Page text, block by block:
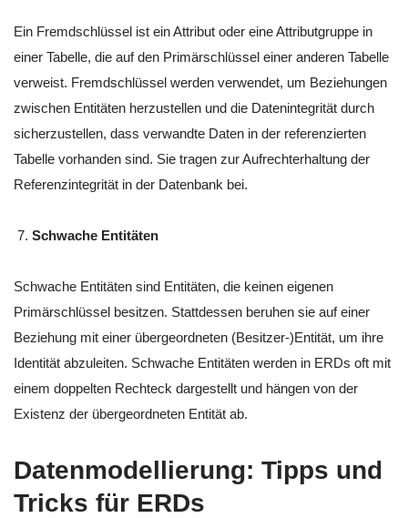
Ein Fremdschlüssel ist ein Attribut oder eine Attributgruppe in
einer Tabelle, die auf den Primärschlüssel einer anderen Tabelle
verweist. Fremdschlüssel werden verwendet, um Beziehungen
zwischen Entitäten herzustellen und die Datenintegrität durch
sicherzustellen, dass verwandte Daten in der referenzierten
Tabelle vorhanden sind. Sie tragen zur Aufrechterhaltung der
Referenzintegrität in der Datenbank bei.
Schwache Entitäten
Schwache Entitäten sind Entitäten, die keinen eigenen
Primärschlüssel besitzen. Stattdessen beruhen sie auf einer
Beziehung mit einer übergeordneten (Besitzer-)Entität, um ihre
Identität abzuleiten. Schwache Entitäten werden in ERDs oft mit
einem doppelten Rechteck dargestellt und hängen von der
Existenz der übergeordneten Entität ab.
Datenmodellierung: Tipps und
Tricks für ERDs